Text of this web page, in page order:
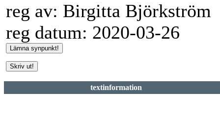
reg av: Birgitta Björkström
reg datum: 2020-03-26
textinformation